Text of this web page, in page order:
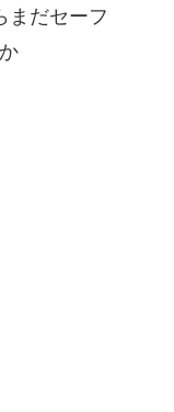
まだセーフ